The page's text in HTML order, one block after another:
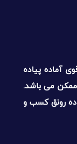
آماده پیاده
می باشد.
رونق کسب و